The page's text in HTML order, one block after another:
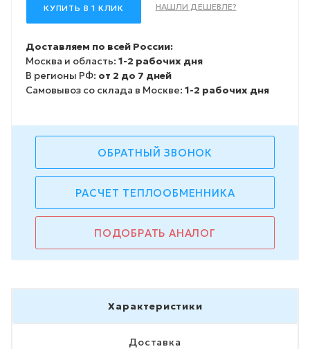
КУПИТЬ В 1 КЛИК НАШЛИ ДЕШЕВЛЕ?
Доставляем по всей России:
Москва и область: 1-2 рабочих дня
В регионы РФ: от 2 до 7 дней
Самовывоз со склада в Москве: 1-2 рабочих дня
ОБРАТНЫЙ ЗВОНОК
РАСЧЕТ ТЕПЛООБМЕННИКА
ПОДОБРАТЬ АНАЛОГ
Характеристики
Доставка